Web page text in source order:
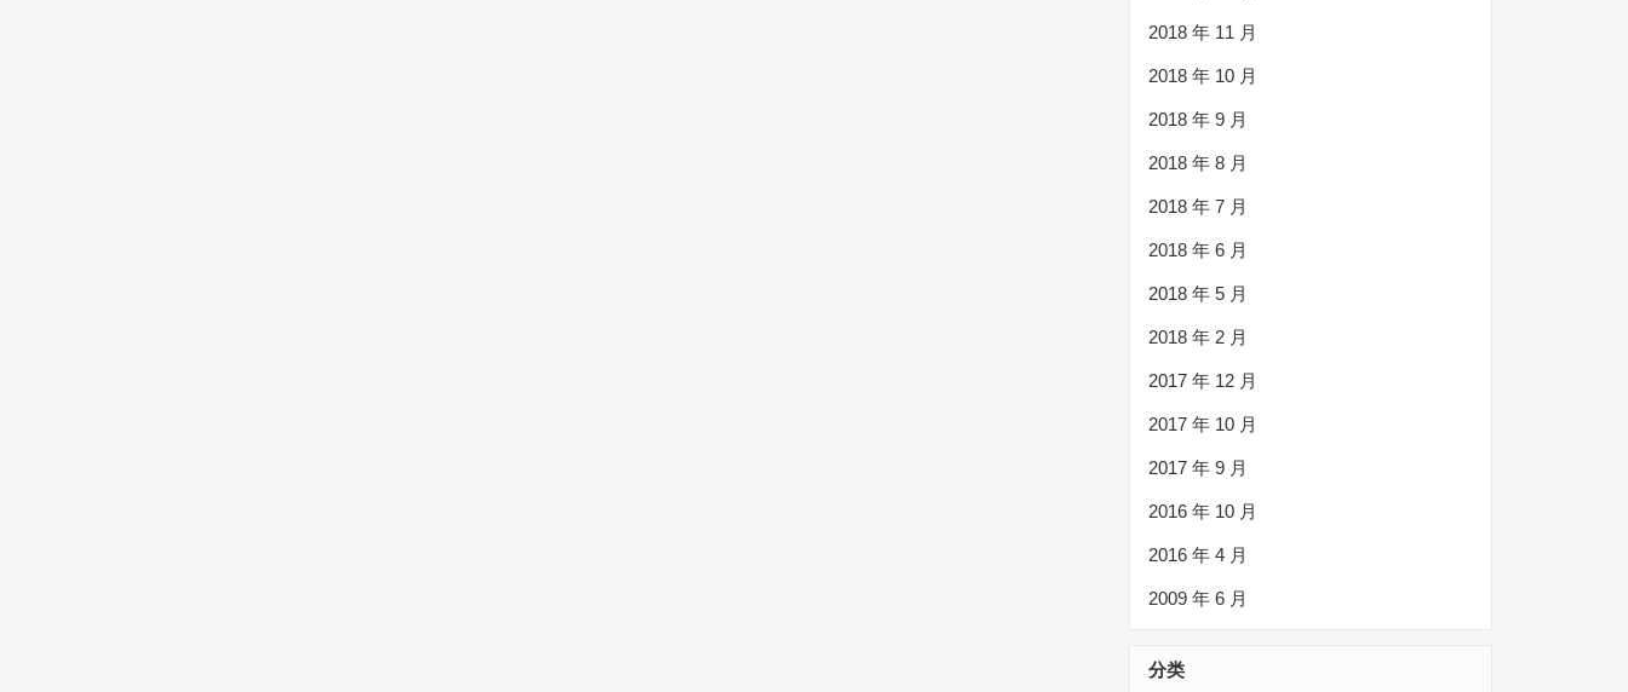
2018 年 11 月
2018 年 10 月
2018 年 9 月
2018 年 8 月
2018 年 7 月
2018 年 6 月
2018 年 5 月
2018 年 2 月
2017 年 12 月
2017 年 10 月
2017 年 9 月
2016 年 10 月
2016 年 4 月
2009 年 6 月
分类